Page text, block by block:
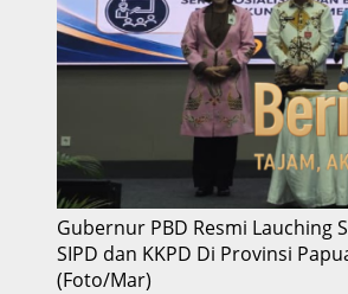
Gubernur PBD Resmi Lauching
SIPD dan KKPD Di Provinsi
(Foto/Mar)